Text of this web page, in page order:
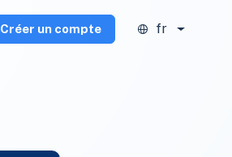
Créer un compte fr